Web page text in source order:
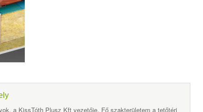
a KissTóth Plusz Kft vezetője. Fő szakterületem a tetőtéri